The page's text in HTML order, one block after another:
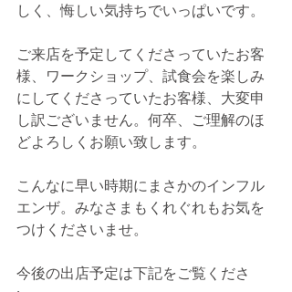
しく、悔しい気持ちでいっぱいです。
ご来店を予定してくださっていたお客
様、ワークショップ、試食会を楽しみ
にしてくださっていたお客様、大変申
し訳ございません。何卒、ご理解のほ
どよろしくお願い致します。
こんなに早い時期にまさかのインフル
エンザ。みなさまもくれぐれもお気を
つけくださいませ。
今後の出店予定は下記をご覧くださ